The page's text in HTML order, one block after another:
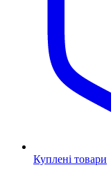
Куплені товари